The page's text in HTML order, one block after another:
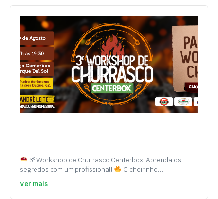
3º Workshop de Churrasco Centerbox: Aprenda os
segredos com um profissional!
O cheirinho…
Ver mais